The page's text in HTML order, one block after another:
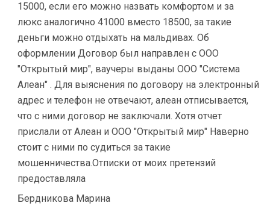
15000, если его можно назвать комфортом и за
люкс аналогично 41000 вместо 18500, за такие
деньги можно отдыхать на мальдивах. Об
оформлении Договор был направлен с ООО
"Открытый мир", ваучеры выданы ООО "Система
Алеан" . Для выяснения по договору на электронный
адрес и телефон не отвечают, алеан отписывается,
что с ними договор не заключали. Хотя отчет
прислали от Алеан и ООО "Открытый мир" Наверно
стоит с ними по судиться за такие
мошенничества.Отписки от моих претензий
предоставляла
Бердникова Марина